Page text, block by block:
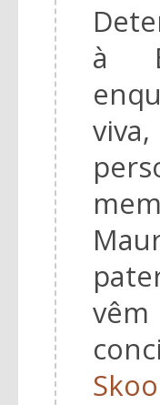
à